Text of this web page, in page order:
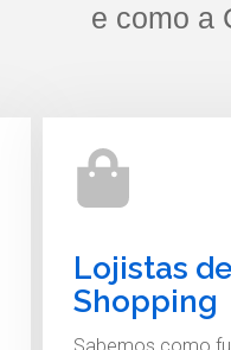
e como a
Lojistas de
Shopping